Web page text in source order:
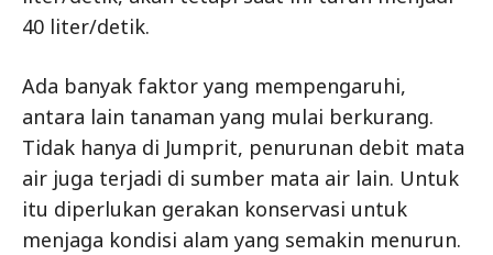
40 liter/detik.
Ada banyak faktor yang mempengaruhi,
antara lain tanaman yang mulai berkurang.
Tidak hanya di Jumprit, penurunan debit mata
air juga terjadi di sumber mata air lain. Untuk
itu diperlukan gerakan konservasi untuk
menjaga kondisi alam yang semakin menurun.